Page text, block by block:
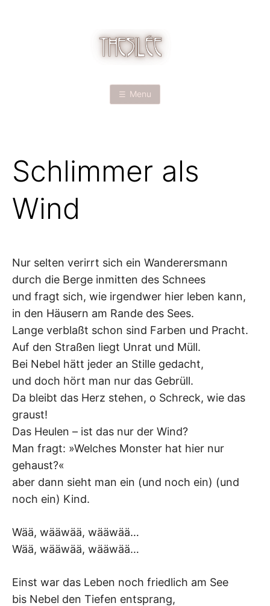
I
E
–
F
I
L
K
&
O
Menu
Schlimmer als
Wind
Nur selten verirrt sich ein Wanderersmann
durch die Berge inmitten des Schnees
und fragt sich, wie irgendwer hier leben kann,
in den Häusern am Rande des Sees.
Lange verblaßt schon sind Farben und Pracht.
Auf den Straßen liegt Unrat und Müll.
Bei Nebel hätt jeder an Stille gedacht,
und doch hört man nur das Gebrüll.
Da bleibt das Herz stehen, o Schreck, wie das
graust!
Das Heulen – ist das nur der Wind?
Man fragt: »Welches Monster hat hier nur
gehaust?«
aber dann sieht man ein (und noch ein) (und
noch ein) Kind.
Wää, wääwää, wääwää…
Wää, wääwää, wääwää…
Einst war das Leben noch friedlich am See
bis Nebel den Tiefen entsprang,